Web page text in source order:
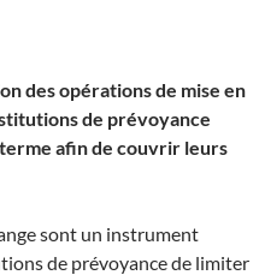
des opérations de mise en
de prévoyance
afin de couvrir leurs
sont un instrument
de prévoyance de limiter